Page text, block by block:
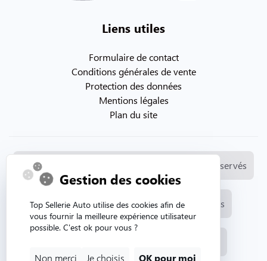
Liens utiles
Formulaire de contact
Conditions générales de vente
Protection des données
Mentions légales
Plan du site
© Copyright 2026. Topsellerieauto Tous droits réservés
Fabrication et vente de selleries automobiles
Gestion des cookies
Top Sellerie Auto utilise des cookies afin de
vous fournir la meilleure expérience utilisateur
possible. C'est ok pour vous ?
Non merci Je choisis OK pour moi